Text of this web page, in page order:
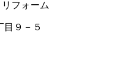
リフォーム
９－５